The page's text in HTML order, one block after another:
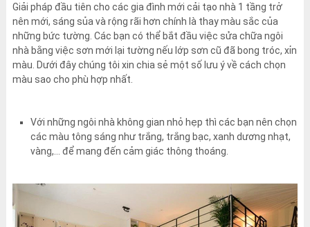
Giải pháp đầu tiên cho các gia đình mới cải tạo nhà 1 tầng trở
nên mới, sáng sủa và rộng rãi hơn chính là thay màu sắc của
những bức tường. Các bạn có thể bắt đầu việc sửa chữa ngôi
nhà bằng việc sơn mới lại tường nếu lớp sơn cũ đã bong tróc, xỉn
màu. Dưới đây chúng tôi xin chia sẻ một số lưu ý về cách chọn
màu sao cho phù hợp nhất.
Với những ngôi nhà không gian nhỏ hẹp thì các bạn nên chọn
các màu tông sáng như trắng, trắng bạc, xanh dương nhạt,
vàng,… để mang đến cảm giác thông thoáng.